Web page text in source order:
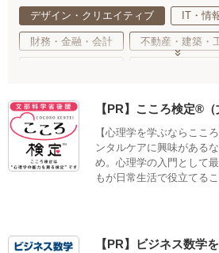
デザイン・クリエイティブ IT・情
財務・金融・会計 不動産・建築・
ご当地・娯楽 工業・技術・技能
美容・ファッション 語学・国際ビ
サステナブル・自然・環境・生物
【PR】こころ検定®（
【心理学を学ぶならここ
ンタルケアに興味がある
め。心理学の入門として
もが日常生活で役立てる
【PR】ビジネス数学